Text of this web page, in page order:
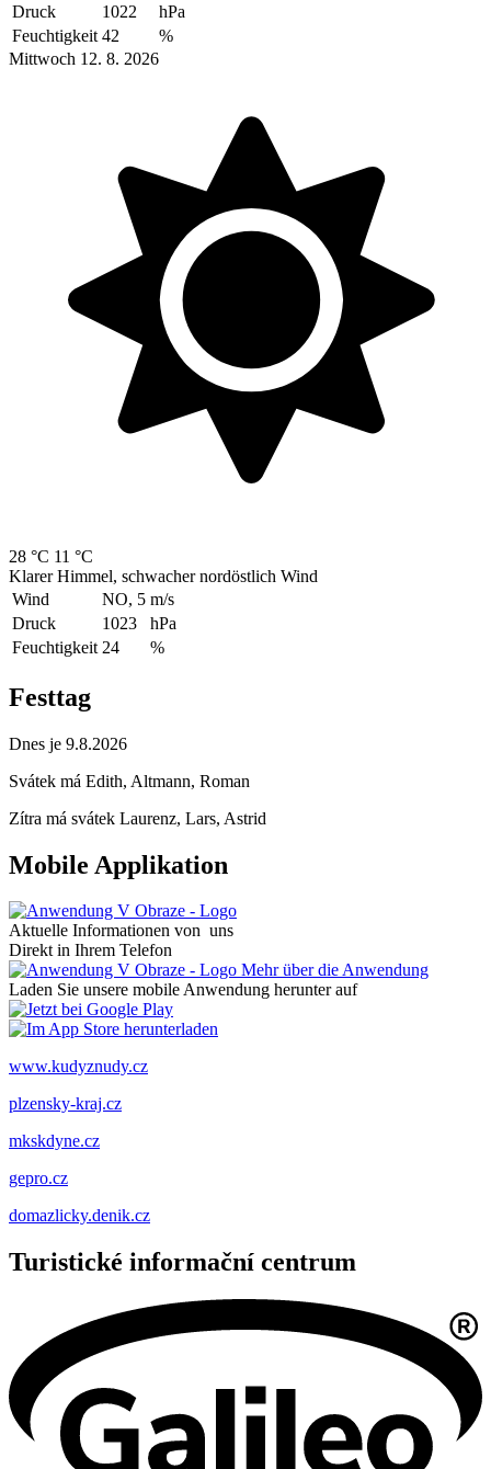
Druck
1022
hPa
Feuchtigkeit 42
%
Mittwoch 12. 8. 2026
28 °C 11 °C
Klarer Himmel, schwacher nordöstlich Wind
Wind
NO, 5 m/s
Druck
1023
hPa
Feuchtigkeit 24 %
Festtag
Dnes je 9.8.2026
Svátek má Edith, Altmann, Roman
Zítra má svátek Laurenz, Lars, Astrid
Mobile Applikation
Aktuelle Informationen von uns
Direkt in Ihrem Telefon
Mehr über die Anwendung
Laden Sie unsere mobile Anwendung herunter auf
www.kudyznudy.cz
plzensky-kraj.cz
mkskdyne.cz
gepro.cz
domazlicky.denik.cz
Turistické informační centrum